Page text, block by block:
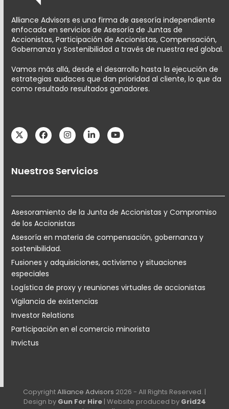
Alliance Advisors es una firma de asesoría independiente
enfocada en servicios de Asesoría de Juntas de
Accionistas, Participación de Accionistas, Compensación,
Gobernanza y Sostenibilidad a través de nuestra red global.
Vamos más allá, desde el desarrollo hasta la ejecución de
estrategias audaces que dan prioridad al cliente, lo que da
como resultado resultados ganadores.
TwitterFacebookInstagram
LinkedInYouTube
Nuestros Servicios
Asesoramiento de la Junta de Accionistas y Compromiso
de los Accionistas
Asesoría en materia de compensación, gobernanza y
sostenibilidad.
Fusiones y adquisiciones, activismo y situaciones
especiales
Logística de proxy y reuniones virtuales de accionistas
Vigilancia de existencias
Investor Relations
Participación en el comercio minorista
Invictus
CopyrightAlliance Advisors 2026 - All Rights Reserved. |
Design by Gun For Hire| Website produced by Grid24